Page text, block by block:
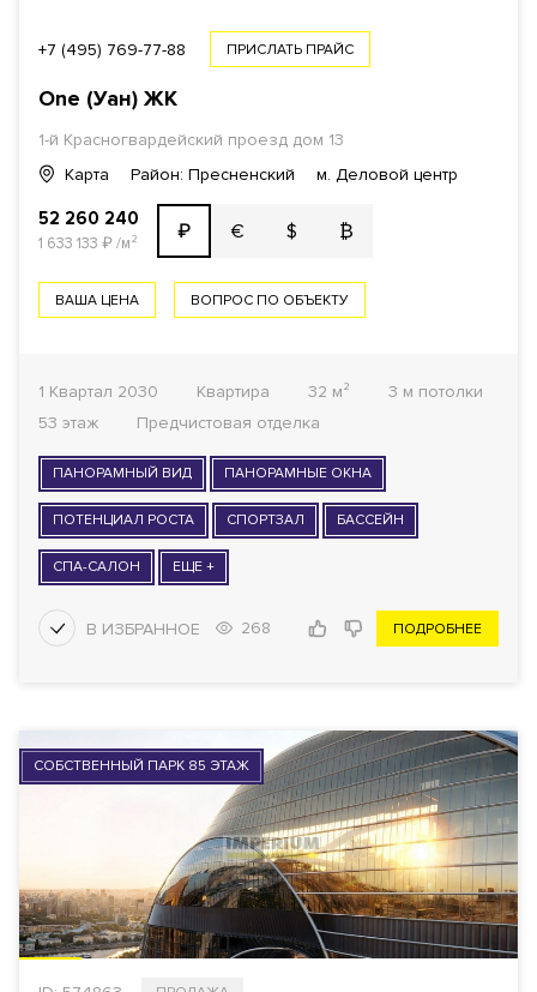
+7 (495) 769-77-88 ПРИСЛАТЬ ПРАЙС
One (Уан) ЖК
1-й Красногвардейский проезд дом 13
Карта
Район: Пресненский м. Деловой центр
52 260 240
1 633 133 ₽/м² ₽ € $ ₿
ВАША ЦЕНА ВОПРОС ПО ОБЪЕКТУ
1 Квартал 2030 Квартира 32 м²
3 м потолки
53 этаж
Предчистовая отделка
ПАНОРАМНЫЙ ВИД ПАНОРАМНЫЕ ОКНА
ПОТЕНЦИАЛ РОСТА СПОРТЗАЛ БАССЕЙН
СПА-САЛОН ЕЩЕ +
268 ПОДРОБНЕЕ
СОБСТВЕННЫЙ ПАРК 85 ЭТАЖ